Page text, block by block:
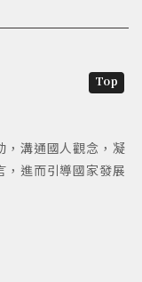
，溝通國人觀念，凝
，進而引導國家發展
Top